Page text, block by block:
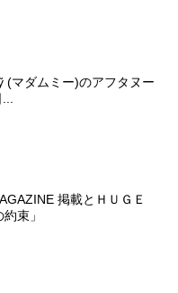
(マダムミー)のアフタヌー
掲載とＨＵＧＥ
束」